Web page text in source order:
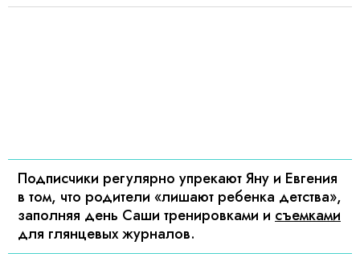
Подписчики регулярно упрекают Яну и Евгения
в том, что родители «лишают ребенка детства»,
заполняя день Саши тренировками и съемками
для глянцевых журналов.